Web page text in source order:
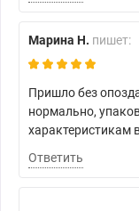
Марина Н. пишет:
Пришло без
нормально,
характеристикам
Ответить